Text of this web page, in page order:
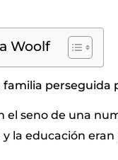
Woolf
familia perseguida
el seno de una
y la educación